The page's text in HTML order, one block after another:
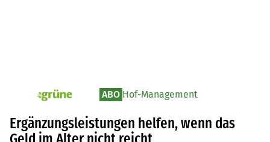
pv_die-grune-online ABO Hof-Management
Ergänzungsleistungen helfen, wenn das